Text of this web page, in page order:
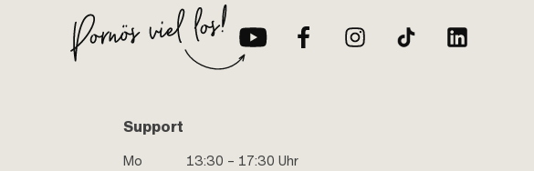
Support
Mo
13:30 – 17:30 Uhr